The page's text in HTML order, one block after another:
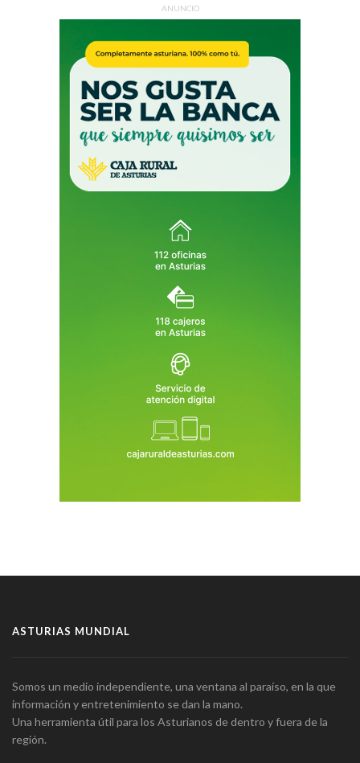
ANUNCIO
ASTURIAS MUNDIAL
Somos un medio independiente, una ventana al paraíso, en la que
información y entretenimiento se dan la mano.
Una herramienta útil para los Asturianos de dentro y fuera de la
región.